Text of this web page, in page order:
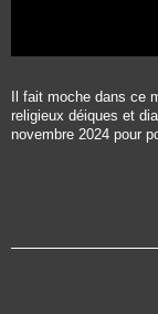
Il fait moche dans ce
religieux déiques et
novembre 2024 pour